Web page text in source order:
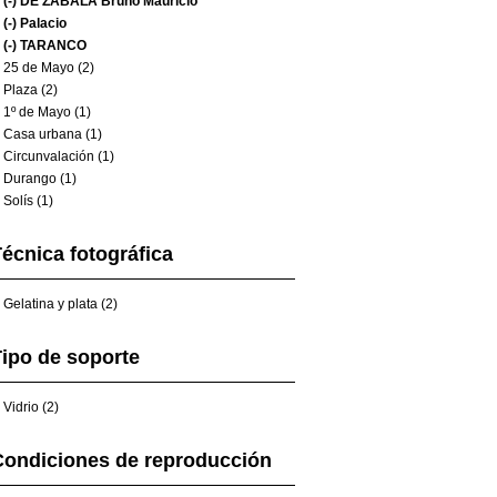
(-) Palacio
(-) TARANCO
25 de Mayo (2)
Plaza (2)
1º de Mayo (1)
Casa urbana (1)
Circunvalación (1)
Durango (1)
Solís (1)
fotográfica
Gelatina y plata (2)
de soporte
Vidrio (2)
de reproducción